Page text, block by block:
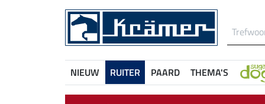
NIEUW RUITER PAARD THEMA'S